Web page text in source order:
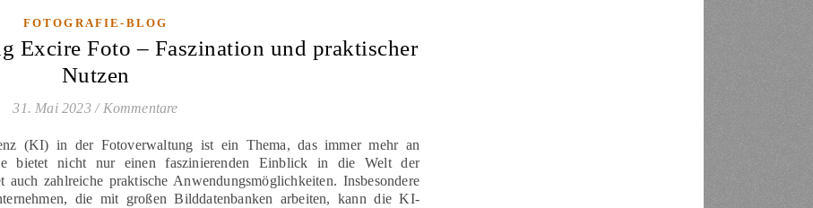
FOTOGRAFIE-BLOG
Excire Foto – Faszination und praktischer
Nutzen
31. Mai 2023 / Kommentare
(KI) in der Fotoverwaltung ist ein Thema, das immer mehr an
bietet nicht nur einen faszinierenden Einblick in die Welt der
auch zahlreiche praktische Anwendungsmöglichkeiten. Insbesondere
die mit großen Bilddatenbanken arbeiten, kann die KI-